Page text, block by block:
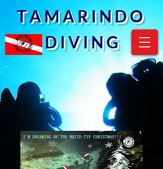
T A M A R I N D O
D I V I N G